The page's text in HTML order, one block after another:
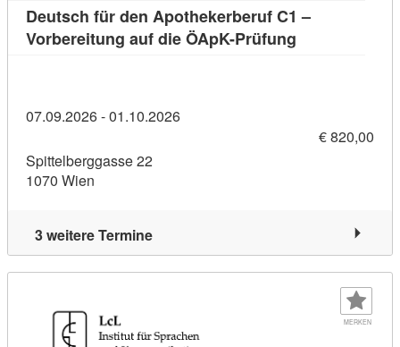
Deutsch für den Apothekerberuf C1 –
Vorbereitung auf die ÖApK-Prüfung
07.09.2026 - 01.10.2026
€ 820,00
Spittelberggasse 22
1070 Wien
3 weitere Termine
MERKEN